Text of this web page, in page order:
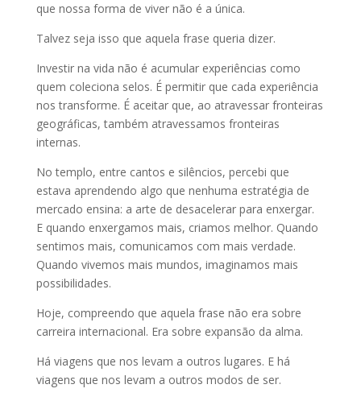
que nossa forma de viver não é a única.
Talvez seja isso que aquela frase queria dizer.
Investir na vida não é acumular experiências como
quem coleciona selos. É permitir que cada experiência
nos transforme. É aceitar que, ao atravessar fronteiras
geográficas, também atravessamos fronteiras
internas.
No templo, entre cantos e silêncios, percebi que
estava aprendendo algo que nenhuma estratégia de
mercado ensina: a arte de desacelerar para enxergar.
E quando enxergamos mais, criamos melhor. Quando
sentimos mais, comunicamos com mais verdade.
Quando vivemos mais mundos, imaginamos mais
possibilidades.
Hoje, compreendo que aquela frase não era sobre
carreira internacional. Era sobre expansão da alma.
Há viagens que nos levam a outros lugares. E há
viagens que nos levam a outros modos de ser.